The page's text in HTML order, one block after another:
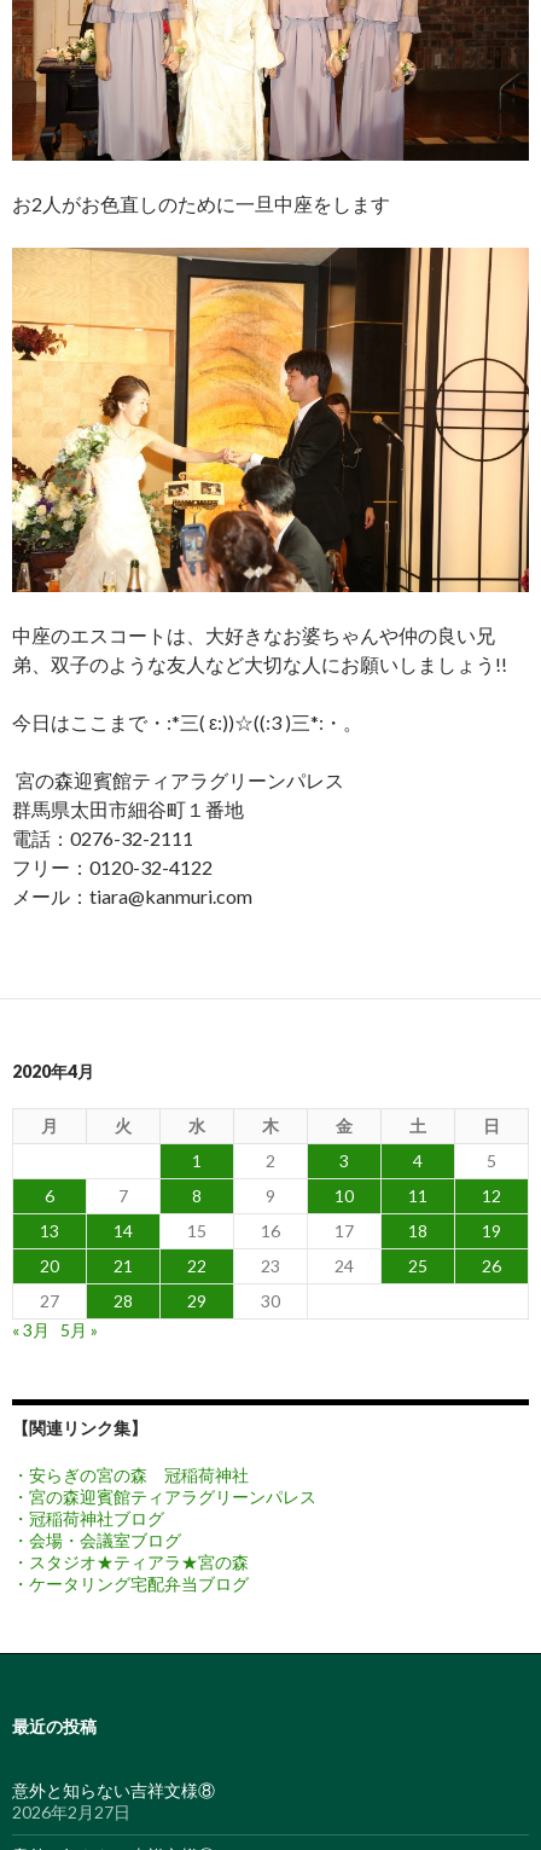
お2人がお色直しのために一旦中座をします
中座のエスコートは、大好きなお婆ちゃんや仲の良い兄
弟、双子のような友人など大切な人にお願いしましょう!!
今日はここまで・:*三( ε:))☆((:3 )三*:・。
宮の森迎賓館ティアラグリーンパレス
群馬県太田市細谷町１番地
電話：0276-32-2111
フリー：0120-32-4122
メール：tiara@kanmuri.com
2020年4月
月 火 水 木 金 土
日
1
2 3 4
5
6
7 8 9 10 11
12
13
14 15 16 17 18
19
20
21 22 23 24 25
26
27
28 29
30
« 3月
5月 »
【関連リンク集】
・安らぎの宮の森 冠稲荷神社
・宮の森迎賓館ティアラグリーンパレス
・冠稲荷神社ブログ
・会場・会議室ブログ
・スタジオ★ティアラ★宮の森
・ケータリング宅配弁当ブログ
最近の投稿
意外と知らない吉祥文様⑧
2026年2月27日